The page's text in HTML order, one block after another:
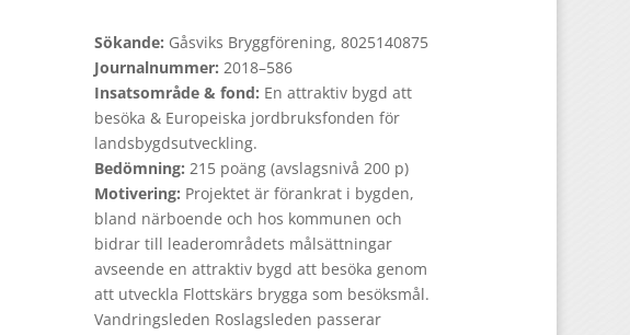
Sökande: Gåsviks Bryggförening, 8025140875
Journalnummer: 2018–586
Insatsområde & fond: En attraktiv bygd att
besöka & Europeiska jordbruksfonden för
landsbygdsutveckling.
Bedömning: 215 poäng (avslagsnivå 200 p)
Motivering: Projektet är förankrat i bygden,
bland närboende och hos kommunen och
bidrar till leaderområdets målsättningar
avseende en attraktiv bygd att besöka genom
att utveckla Flottskärs brygga som besöksmål.
Vandringsleden Roslagsleden passerar